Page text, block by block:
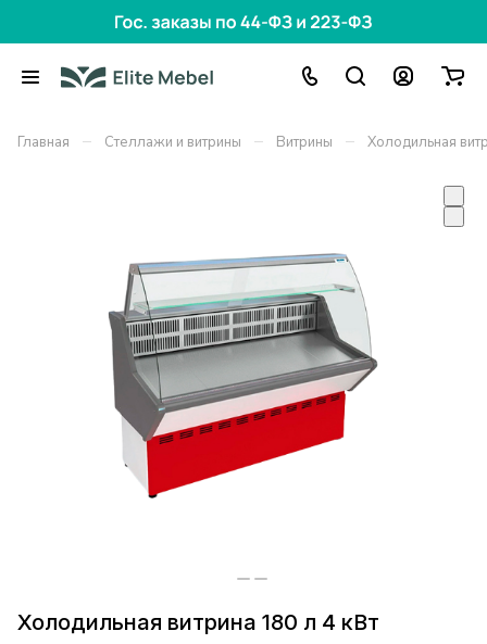
Главная – Стеллажи и витрины – Витрины – Холодильная
Холодильная витрина 180 л 4 кВт